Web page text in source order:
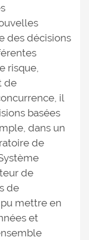
des décisions
risque,
de
il
basées
dans un
de
de
de
mettre en
et